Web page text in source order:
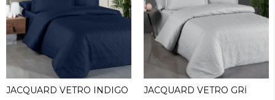
JACQUARD VETRO INDIGO JACQUARD VETRO GRİ